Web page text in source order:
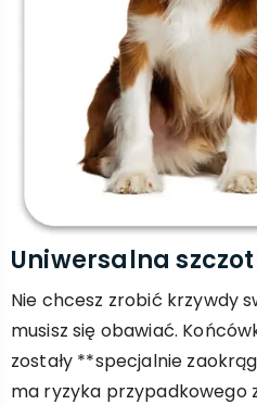
Uniwersalna
Nie chcesz zrobić krzywdy
musisz się obawiać.
zostały **specjalnie
ma ryzyka przypadkowego